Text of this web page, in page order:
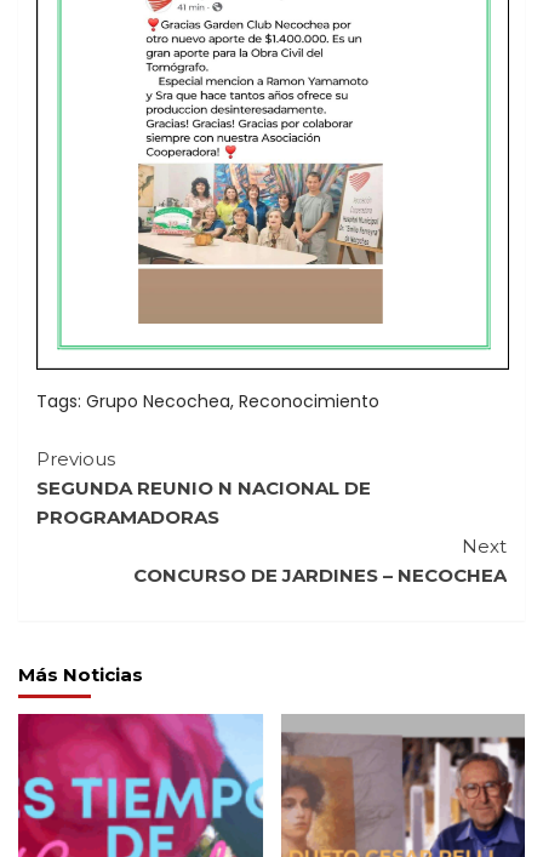
Tags: Grupo Necochea, Reconocimiento
Continue
Reading
Previous
SEGUNDA REUNIO N NACIONAL DE
PROGRAMADORAS
Next
CONCURSO DE JARDINES – NECOCHEA
Más Noticias